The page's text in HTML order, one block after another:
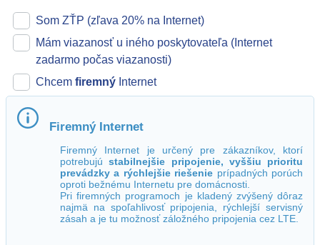
Som ZŤP (zľava 20% na Internet)
Mám viazanosť u iného poskytovateľa (Internet
zadarmo počas viazanosti)
Chcem firemný Internet
FiremnýInternet
Firemný Internet je určený pre zákazníkov, ktorí
potrebujústabilnejšie pripojenie, vyššiu prioritu
prevádzky a rýchlejšie riešenie prípadných porúch
oproti bežnému Internetu pre domácnosti.
Pri firemných programoch je kladený zvýšený dôraz
najmä na spoľahlivosť pripojenia, rýchlejší servisný
zásah a je tu možnosť záložného pripojenia cez LTE.